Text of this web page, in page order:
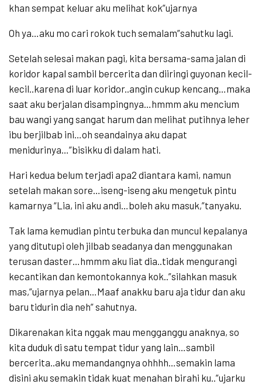
khan sempat keluar aku melihat kok”ujarnya
Oh ya…aku mo cari rokok tuch semalam”sahutku lagi.
Setelah selesai makan pagi, kita bersama-sama jalan di
koridor kapal sambil bercerita dan diiringi guyonan kecil-
kecil..karena di luar koridor..angin cukup kencang…maka
saat aku berjalan disampingnya…hmmm aku mencium
bau wangi yang sangat harum dan melihat putihnya leher
ibu berjilbab ini…oh seandainya aku dapat
menidurinya…”bisikku di dalam hati.
Hari kedua belum terjadi apa2 diantara kami, namun
setelah makan sore…iseng-iseng aku mengetuk pintu
kamarnya “Lia, ini aku andi…boleh aku masuk,”tanyaku.
Tak lama kemudian pintu terbuka dan muncul kepalanya
yang ditutupi oleh jilbab seadanya dan menggunakan
terusan daster…hmmm aku liat dia..tidak mengurangi
kecantikan dan kemontokannya kok..”silahkan masuk
mas,”ujarnya pelan…Maaf anakku baru aja tidur dan aku
baru tidurin dia neh” sahutnya.
Dikarenakan kita nggak mau mengganggu anaknya, so
kita duduk di satu tempat tidur yang lain…sambil
bercerita..aku memandangnya ohhhh…semakin lama
disini aku semakin tidak kuat menahan birahi ku..”ujarku